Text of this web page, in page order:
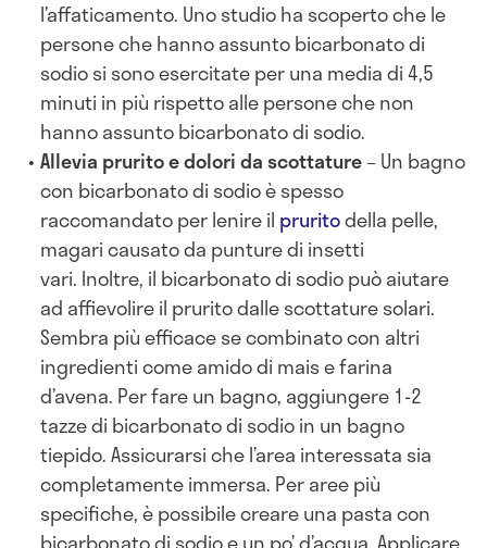
l’affaticamento. Uno studio ha scoperto che le
persone che hanno assunto bicarbonato di
sodio si sono esercitate per una media di 4,5
minuti in più rispetto alle persone che non
hanno assunto bicarbonato di sodio.
Allevia prurito e dolori da scottature– Un bagno
con bicarbonato di sodio è spesso
raccomandato per lenire il pruritodella pelle,
magari causato da punture di insetti
vari. Inoltre, il bicarbonato di sodio può aiutare
ad affievolire il prurito dalle scottature solari.
Sembra più efficace se combinato con altri
ingredienti come amido di mais e farina
d’avena. Per fare un bagno, aggiungere 1-2
tazze di bicarbonato di sodio in un bagno
tiepido. Assicurarsi che l’area interessata sia
completamente immersa. Per aree più
specifiche, è possibile creare una pasta con